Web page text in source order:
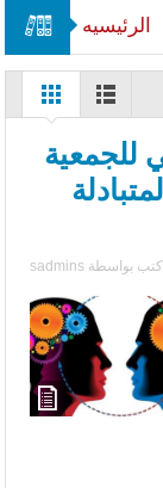
الرئيسيه
للجمعية
كتب بواسطة sadmins